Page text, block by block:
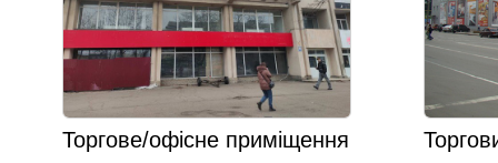
Торгове/офісне приміщення